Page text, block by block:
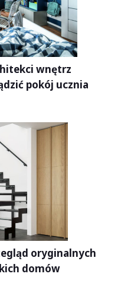
wnętrz
pokój ucznia
oryginalnych
domów